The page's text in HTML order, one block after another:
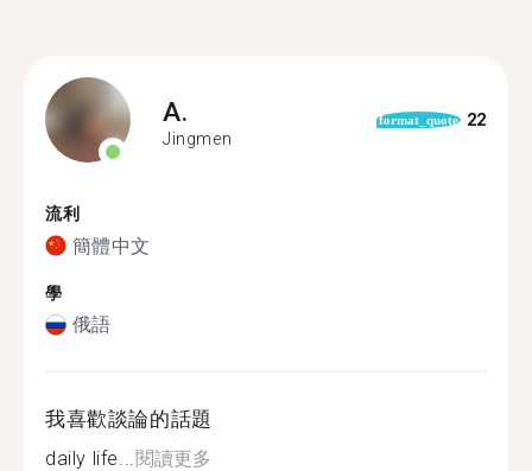
A.
Jingmen
format_quote 22
流利
簡體中文
學
俄語
我喜歡談論的話題
daily life...閱讀更多